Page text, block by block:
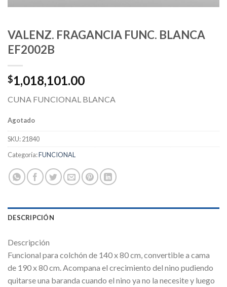
VALENZ. FRAGANCIA FUNC. BLANCA
EF2002B
$1,018,101.00
CUNA FUNCIONAL BLANCA
Agotado
SKU:21840
Categoría:FUNCIONAL
DESCRIPCIÓN
Descripción
Funcional para colchón de 140 x 80 cm, convertible a cama
de 190 x 80 cm. Acompana el crecimiento del nino pudiendo
quitarse una baranda cuando el nino ya no la necesite y luego